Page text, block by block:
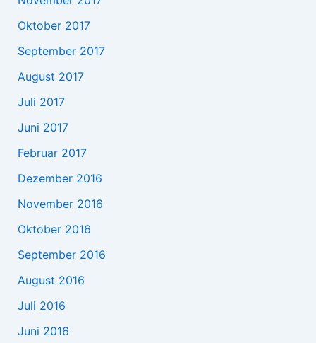
Oktober 2017
September 2017
August 2017
Juli 2017
Juni 2017
Februar 2017
Dezember 2016
November 2016
Oktober 2016
September 2016
August 2016
Juli 2016
Juni 2016